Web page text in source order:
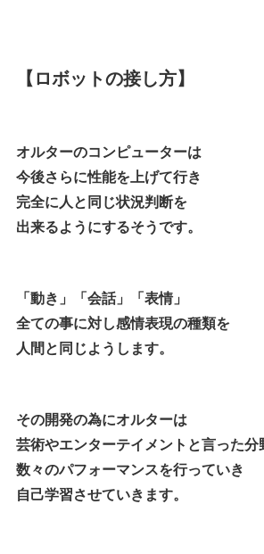
【ロボットの接し方】
オルターのコンピューターは
今後さらに性能を上げて行き
完全に人と同じ状況判断を
出来るようにするそうです。
「動き」「会話」「表情」
全ての事に対し感情表現の種類を
人間と同じようします。
その開発の為にオルターは
芸術やエンターテイメントと言った分
数々のパフォーマンスを行っていき
自己学習させていきます。